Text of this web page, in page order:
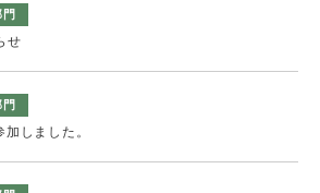
門
せ
門
しました。